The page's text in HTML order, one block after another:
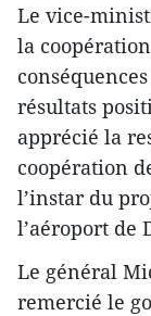
Le vice-
la
résultats
apprécié la
coopération
l’instar du
l’aéroport de
Le général
remercié le